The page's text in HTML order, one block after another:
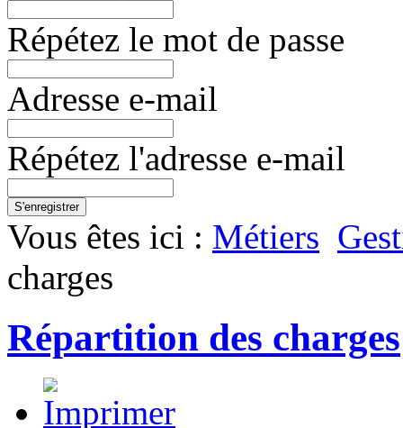
Répétez le mot de passe
Adresse e-mail
Répétez l'adresse e-mail
S'enregistrer
Vous êtes ici : Métiers
charges
Répartition des charges